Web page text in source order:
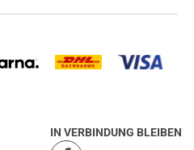
IN VERBINDUNG BLEIBEN